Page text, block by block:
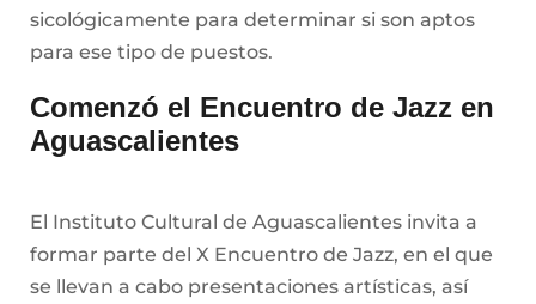
sicológicamente para determinar si son aptos
para ese tipo de puestos.
Comenzó el Encuentro de Jazz en
Aguascalientes
El Instituto Cultural de Aguascalientes invita a
formar parte del X Encuentro de Jazz, en el que
se llevan a cabo presentaciones artísticas, así